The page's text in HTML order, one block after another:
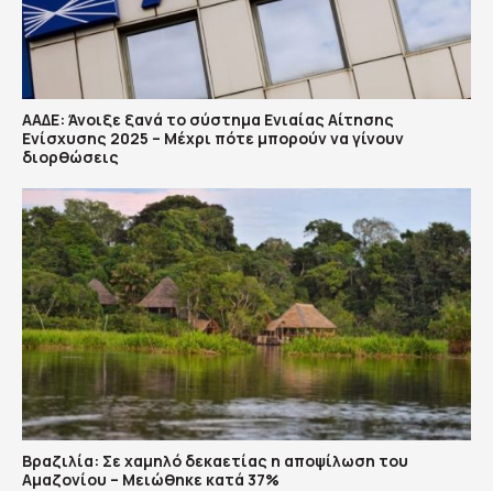
ΑΑΔΕ: Άνοιξε ξανά το σύστημα Ενιαίας Αίτησης
Ενίσχυσης 2025 – Μέχρι πότε μπορούν να γίνουν
διορθώσεις
Βραζιλία: Σε χαμηλό δεκαετίας η αποψίλωση του
Αμαζονίου – Μειώθηκε κατά 37%